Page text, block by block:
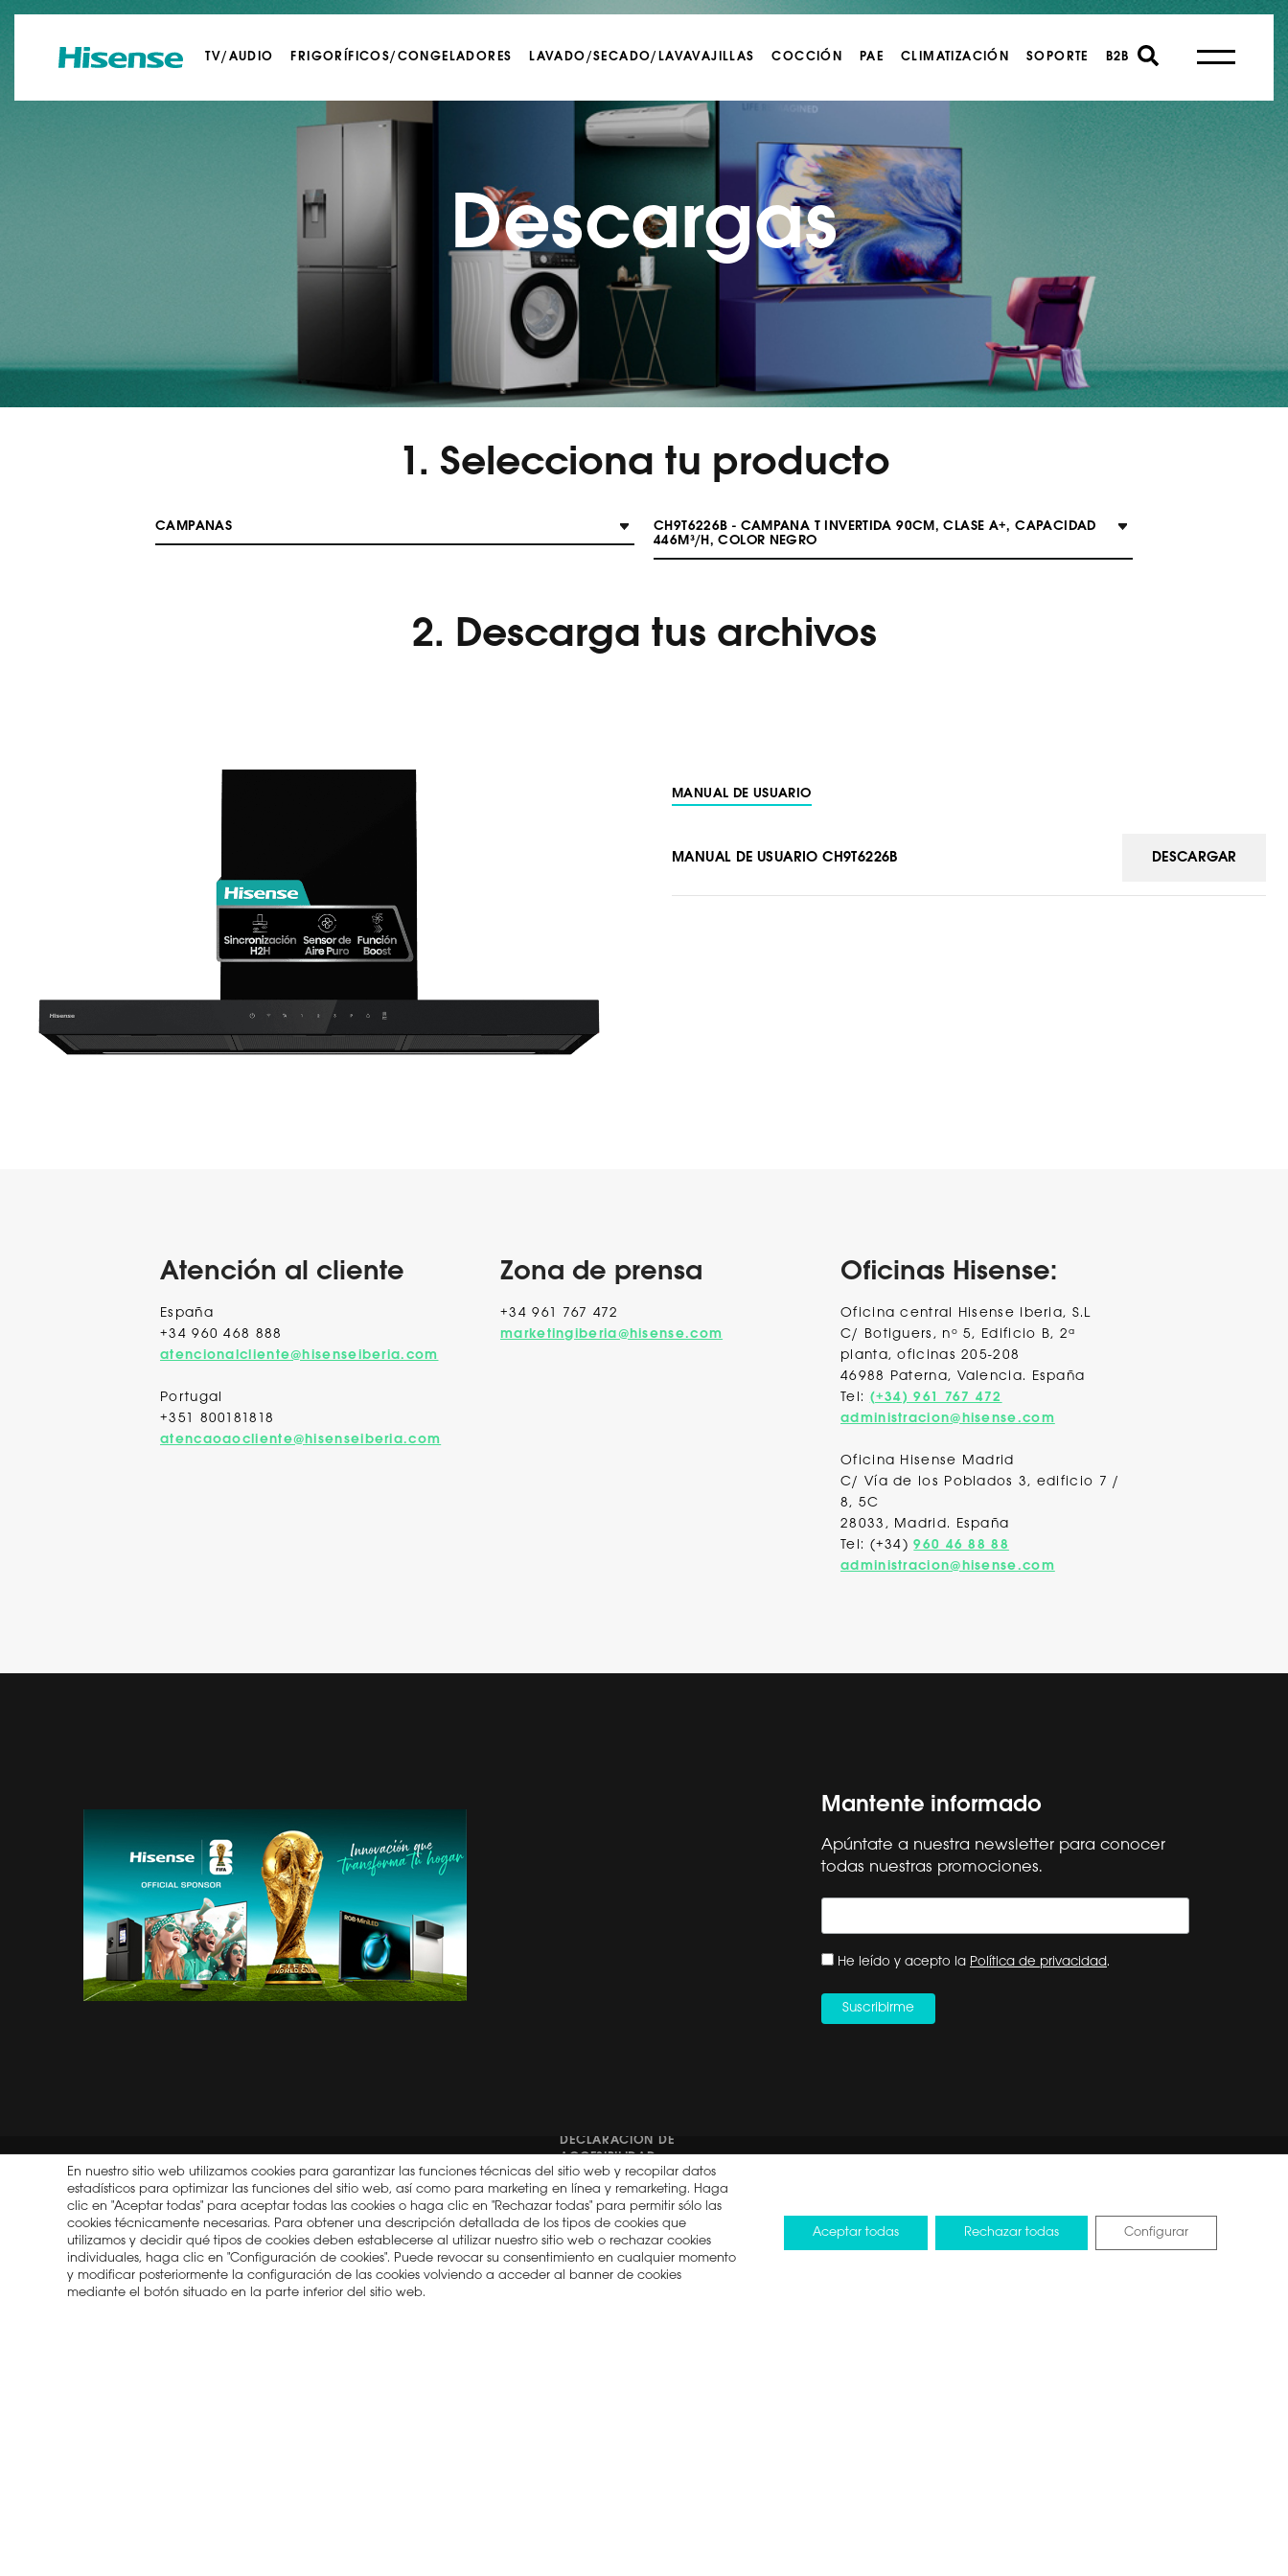
TV/AUDIO FRIGORÍFICOS/CONGELADORES LAVADO/SECADO/LAVAVAJILLAS COCCIÓN PAE CLIMATIZACIÓN SOPORTE B2B
Descargas
1. Selecciona tu producto
CAMPANAS
CH9T6226B - CAMPANA T INVERTIDA 90CM, CLASE A+, CAPACIDAD
446M³/H, COLOR NEGRO
2. Descarga tus archivos
MANUAL DE USUARIO
MANUAL DE USUARIO CH9T6226B DESCARGAR
Atención al cliente
España
+34 960 468 888
atencionalcliente@hisenseiberia.com
Portugal
+351 800181818
atencaoaocliente@hisenseiberia.com
Zona de prensa
+34 961 767 472
marketingiberia@hisense.com
Oficinas Hisense:
Oficina central Hisense Iberia, S.L
C/ Botiguers, nº 5, Edificio B, 2ª
planta, oficinas 205-208
46988 Paterna, Valencia. España
Tel: (+34) 961 767 472
administracion@hisense.com
Oficina Hisense Madrid
C/ Vía de los Poblados 3, edificio 7 /
8, 5C
28033, Madrid. España
Tel: (+34)960 46 88 88
administracion@hisense.com
Mantente informado
Apúntate a nuestra newsletter para conocer
todas nuestras promociones.
He leído y acepto la Política de privacidad.
SOBRE HISENSE
NOTICIAS
BLOG
CATÁLOGOS HISENSE
PLATAFORMA CAE
HISENSE EN CASA DECOR
2026
DECLARACIÓN DE
ACCESIBILIDAD
DERECHO A LA
REPARACIÓN
2026 © Copyright Hisense Política de privacidad Términos de uso
En nuestro sitio web utilizamos cookies para garantizar las funciones técnicas del sitio web y recopilar datos
estadísticos para optimizar las funciones del sitio web, así como para marketing en línea y remarketing. Haga
clic en "Aceptar todas" para aceptar todas las cookies o haga clic en "Rechazar todas" para permitir sólo las
cookies técnicamente necesarias. Para obtener una descripción detallada de los tipos de cookies que
utilizamos y decidir qué tipos de cookies deben establecerse al utilizar nuestro sitio web o rechazar cookies
individuales, haga clic en "Configuración de cookies". Puede revocar su consentimiento en cualquier momento
y modificar posteriormente la configuración de las cookies volviendo a acceder al banner de cookies
mediante el botón situado en la parte inferior del sitio web.
Aceptar todas Rechazar todas Configurar